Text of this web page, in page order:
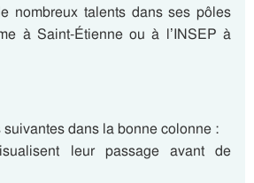
nombreux talents dans ses pôles
à Saint-Étienne ou à l’INSEP à
dans la bonne colonne :
leur passage avant de